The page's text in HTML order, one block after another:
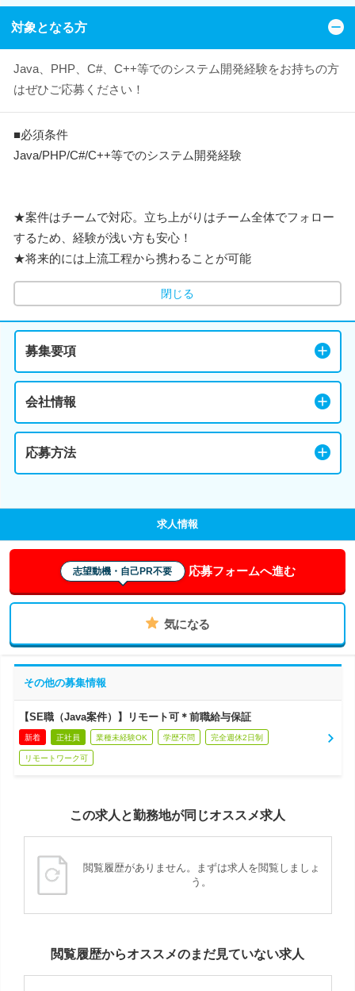
対象となる方
Java、PHP、C#、C++等でのシステム開発経験をお持ちの方
はぜひご応募ください！
■必須条件
Java/PHP/C#/C++等でのシステム開発経験
★案件はチームで対応。立ち上がりはチーム全体でフォロー
するため、経験が浅い方も安心！
★将来的には上流工程から携わることが可能
閉じる
募集要項
会社情報
応募方法
求人情報
志望動機・自己PR不要 応募フォームへ進む
気になる
その他の募集情報
【SE職（Java案件）】リモート可＊前職給与保証
新着 正社員 業種未経験OK 学歴不問 完全週休2日制
リモートワーク可
この求人と勤務地が同じオススメ求人
閲覧履歴がありません。まずは求人を閲覧しましょ
う。
閲覧履歴からオススメのまだ見ていない求人